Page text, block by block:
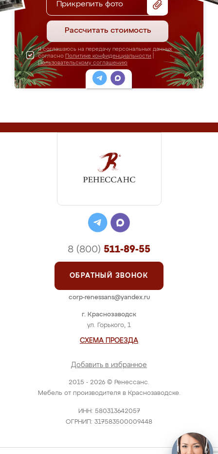
Прикрепить фото
Рассчитать стоимость
Я соглашаюсь на передачу персональных данных
согласно Политике конфиденциальности
Пользовательскому соглашению
2015 - 2026 © Ренессанс.
Мебель от производителя в Краснозаводске.
ИНН: 580313642057
ОГРНИП: 317583500009448
г. Краснозаводск
ул. Горького, 1
СХЕМА ПРОЕЗДА
Добавить в избранное
8 (800) 511-89-55
ОБРАТНЫЙ ЗВОНОК
corp-renessans@yandex.ru